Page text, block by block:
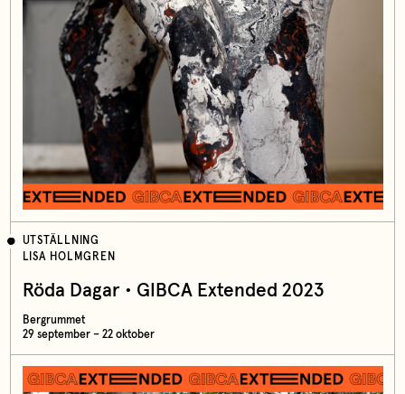
UTSTÄLLNING
LISA HOLMGREN
Röda Dagar • GIBCA Extended 2023
Bergrummet
29 september – 22 oktober